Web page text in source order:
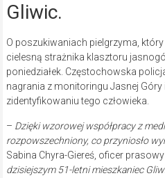
Gliwic.
O poszukiwaniach pielgrzyma,
cielesną strażnika klasztoru
poniedziałek. Częstochowska
nagrania z monitoringu Jasnej
zidentyfikowaniu tego człowieka.
– Dzięki wzorowej współpracy z
rozpowszechniony, co przyniosło
Sabina Chyra-Giereś, oficer
dzisiejszym 51-letni mieszkaniec